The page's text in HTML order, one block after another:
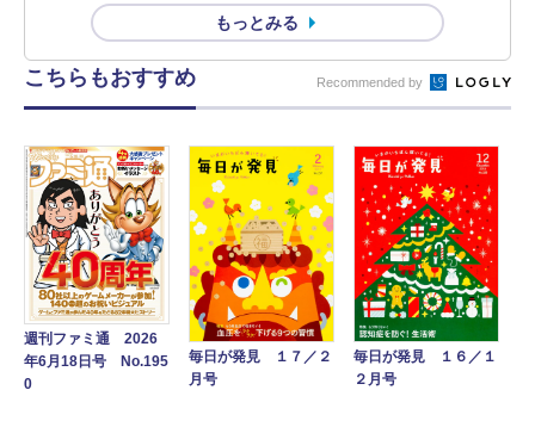
もっとみる
こちらもおすすめ Recommended by
週刊ファミ通 2026
年6月18日号 No.195
0
毎日が発見 １７／２
月号
毎日が発見 １６／１
２月号